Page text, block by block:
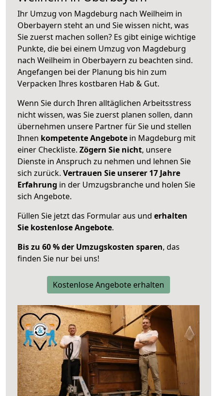
Ihr Umzug von Magdeburg nach Weilheim in
Oberbayern steht an und Sie wissen nicht, was
Sie zuerst machen sollen? Es gibt einige wichtige
Punkte, die bei einem Umzug von Magdeburg
nach Weilheim in Oberbayern zu beachten sind.
Angefangen bei der Planung bis hin zum
Verpacken Ihres kostbaren Hab & Gut.
Wenn Sie durch Ihren alltäglichen Arbeitsstress
nicht wissen, was Sie zuerst planen sollen, dann
übernehmen unsere Partner für Sie und stellen
Ihnen kompetente Angebote in Magdeburg mit
einer Checkliste. Zögern Sie nicht, unsere
Dienste in Anspruch zu nehmen und lehnen Sie
sich zurück. Vertrauen Sie unserer 17 Jahre
Erfahrung in der Umzugsbranche und holen Sie
sich Angebote.
Füllen Sie jetzt das Formular aus und erhalten
Sie kostenlose Angebote.
Bis zu 60 % der Umzugskosten sparen, das
finden Sie nur bei uns!
Kostenlose Angebote erhalten